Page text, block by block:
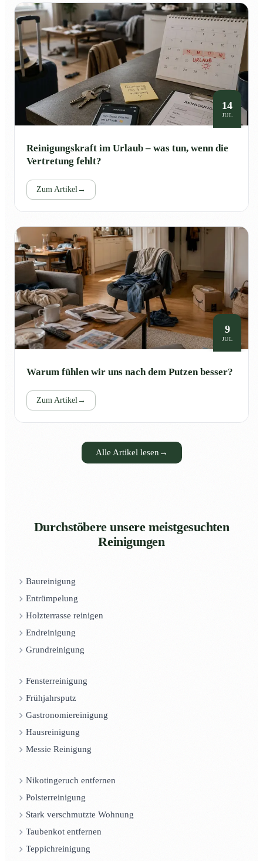
14
JUL
Reinigungskraft im Urlaub – was tun, wenn die
Vertretung fehlt?
Zum Artikel→
9
JUL
Warum fühlen wir uns nach dem Putzen besser?
Zum Artikel→
Alle Artikel lesen →
Durchstöbere unsere meistgesuchten
Reinigungen
Baureinigung
Entrümpelung
Holzterrasse reinigen
Endreinigung
Grundreinigung
Fensterreinigung
Frühjahrsputz
Gastronomiereinigung
Hausreinigung
Messie Reinigung
Nikotingeruch entfernen
Polsterreinigung
Stark verschmutzte Wohnung
Taubenkot entfernen
Teppichreinigung